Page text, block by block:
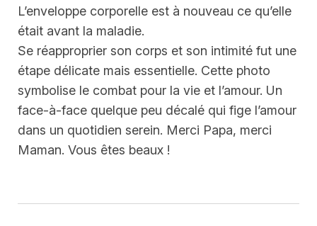
L’enveloppe corporelle est à nouveau ce qu’elle
était avant la maladie.
Se réapproprier son corps et son intimité fut une
étape délicate mais essentielle. Cette photo
symbolise le combat pour la vie et l’amour. Un
face-à-face quelque peu décalé qui fige l’amour
dans un quotidien serein. Merci Papa, merci
Maman. Vous êtes beaux !